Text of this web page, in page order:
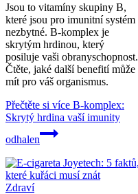
Jsou to vitamíny skupiny B,
které jsou pro imunitní systém
nezbytné. B-komplex je
skrytým hrdinou, který
posiluje vaši obranyschopnost.
Čtěte, jaké další benefití může
mít pro váš organismus.
Přečtěte si více B-komplex:
Skrytý hrdina vaší imunity
odhalen
Zdraví